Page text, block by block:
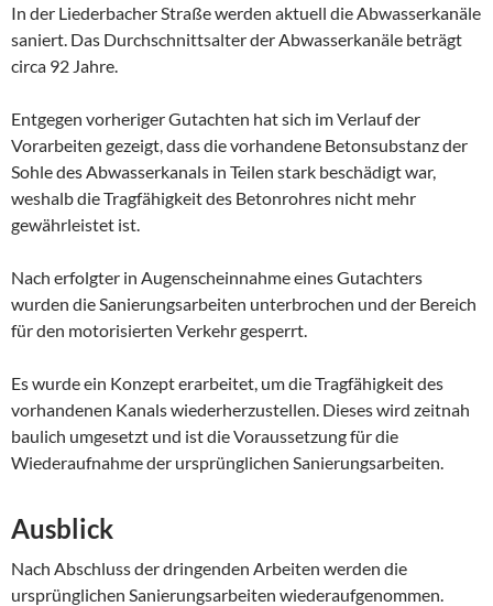
In der Liederbacher Straße werden aktuell die Abwasserkanäle
saniert. Das Durchschnittsalter der Abwasserkanäle beträgt
circa 92 Jahre.
Entgegen vorheriger Gutachten hat sich im Verlauf der
Vorarbeiten gezeigt, dass die vorhandene Betonsubstanz der
Sohle des Abwasserkanals in Teilen stark beschädigt war,
weshalb die Tragfähigkeit des Betonrohres nicht mehr
gewährleistet ist.
Nach erfolgter in Augenscheinnahme eines Gutachters
wurden die Sanierungsarbeiten unterbrochen und der Bereich
für den motorisierten Verkehr gesperrt.
Es wurde ein Konzept erarbeitet, um die Tragfähigkeit des
vorhandenen Kanals wiederherzustellen. Dieses wird zeitnah
baulich umgesetzt und ist die Voraussetzung für die
Wiederaufnahme der ursprünglichen Sanierungsarbeiten.
Ausblick
Nach Abschluss der dringenden Arbeiten werden die
ursprünglichen Sanierungsarbeiten wiederaufgenommen.